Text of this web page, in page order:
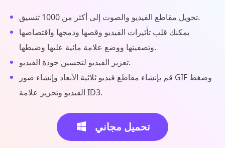
تحويل مقاطع الفيديو والصوت إلى أكثر من 1000 تنسيق.
يمكنك قلب تأثيرات الفيديو وقصها ودمجها واقتصاصها
وتصفيتها ووضع علامة مائية عليها وضبطها.
تعزيز الفيديو لتحسين جودة الفيديو.
قم بإنشاء مقاطع فيديو ثلاثية الأبعاد وإنشاء صور GIF وضغط
الفيديو وتحرير علامة ID3.
تحميل مجاني